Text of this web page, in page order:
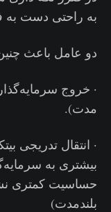
به راحتی دست به
دو عامل باعث
· خروج
مدت).
· انتقال تدریجی
بیشتری به
حساسیت کمتری
بلندمدت)